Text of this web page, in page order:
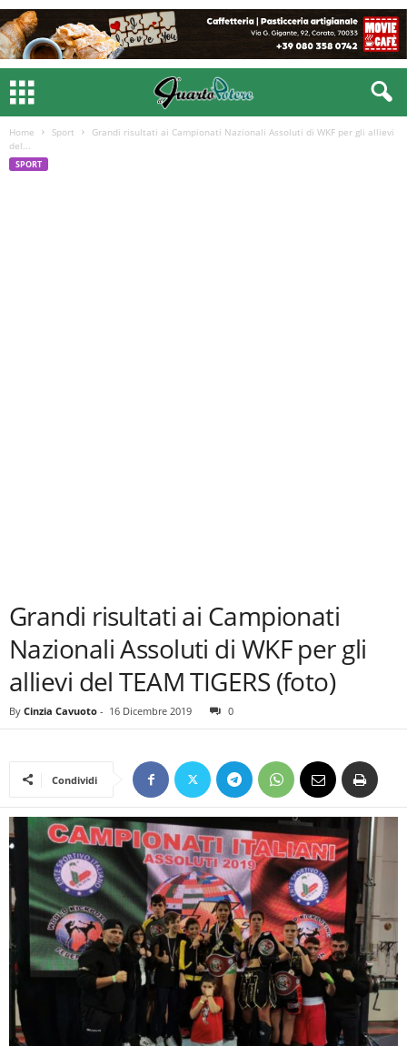
Home Sport
Grandi risultati ai Campionati Nazionali Assoluti di WKF per gli allievi
del...
SPORT
Grandi risultati ai Campionati
Nazionali Assoluti di WKF per gli
allievi del TEAM TIGERS (foto)
By Cinzia Cavuoto - 16 Dicembre 2019 0
Condividi